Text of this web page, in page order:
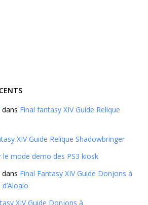
dans Final fantasy XIV Guide Relique
XIV Guide Relique Shadowbringer
le mode demo des PS3 kiosk
dans Final Fantasy XIV Guide Donjons à
XIV Guide Donjons à